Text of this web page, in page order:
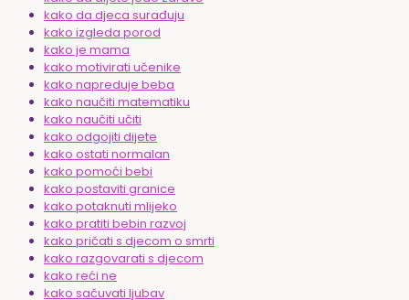
kako da djeca surađuju
kako izgleda porod
kako je mama
kako motivirati učenike
kako napreduje beba
kako naučiti matematiku
kako naučiti učiti
kako odgojiti dijete
kako ostati normalan
kako pomoći bebi
kako postaviti granice
kako potaknuti mlijeko
kako pratiti bebin razvoj
kako pričati s djecom o smrti
kako razgovarati s djecom
kako reći ne
kako sačuvati ljubav